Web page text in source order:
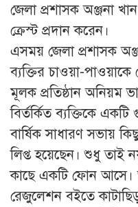
জেলা প্রশাসক অঞ্জনা
ক্রেস্ট প্রদান করেন।
এসময় জেলা প্রশাসক
ব্যক্তির চাওয়া-
মূলক প্রতিষ্ঠান অনিয়ম
বির্তর্কিত ব্যক্তিকে
বার্ষিক সাধারণ সভায়
লিপ্ত হয়েছেন। শুধু তাই
কাছে একটি ফোন আসে।
রেজুলেশন বইতে